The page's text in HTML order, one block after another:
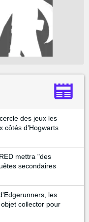
des jeux les
côtés d'Hogwarts
mettra "des
secondaires
les
collector pour